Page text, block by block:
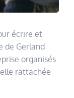
écrire et
de Gerland
organisés
rattachée